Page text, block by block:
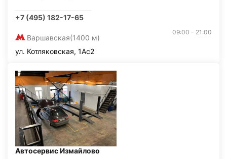
+7 (495) 182-17-65
Варшавская(1400 м)
09:00 - 21:00
ул. Котляковская, 1Ас2
Автосервис Измайлово